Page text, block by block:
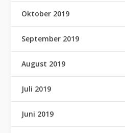
Oktober 2019
September 2019
August 2019
Juli 2019
Juni 2019